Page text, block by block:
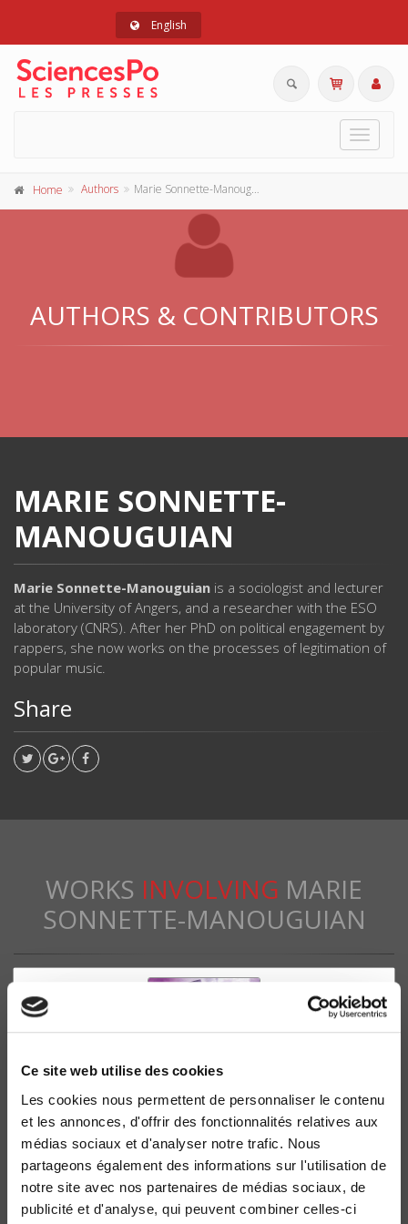
Ce site web utilise des cookies
Les cookies nous permettent de personnaliser le contenu
et les annonces, d'offrir des fonctionnalités relatives aux
médias sociaux et d'analyser notre trafic. Nous
partageons également des informations sur l'utilisation de
notre site avec nos partenaires de médias sociaux, de
publicité et d'analyse, qui peuvent combiner celles-ci
English
Toggle
Home Authors Marie Sonnette-Manouguian
AUTHORS & CONTRIBUTORS
MARIE SONNETTE-
MANOUGUIAN
Marie Sonnette-Manouguian is a sociologist and lecturer
at the University of Angers, and a researcher with the ESO
laboratory (CNRS). After her PhD on political engagement by
rappers, she now works on the processes of legitimation of
popular music.
Share
WORKS INVOLVING MARIE
SONNETTE-MANOUGUIAN
40 ans de musiques hip-hop en France
Karim Hammou, Marie Sonnette-Manouguian